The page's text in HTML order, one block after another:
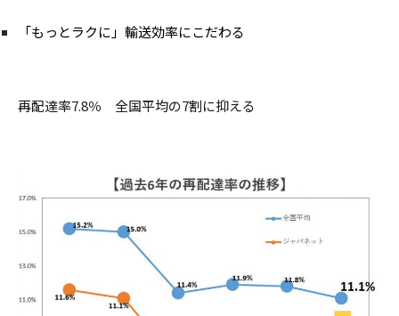
「もっとラクに」輸送効率にこだわる
再配達率7.8％ 全国平均の7割に抑える